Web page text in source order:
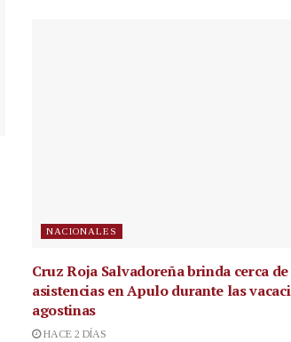
NACIONALES
Cruz Roja Salvadoreña brinda cerca de
asistencias en Apulo durante las
agostinas
HACE 2 DÍAS